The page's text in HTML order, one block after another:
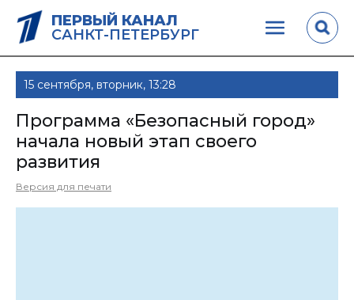
ПЕРВЫЙ КАНАЛ
САНКТ-ПЕТЕРБУРГ
15 сентября, вторник, 13:28
Программа «Безопасный город»
начала новый этап своего
развития
Версия для печати